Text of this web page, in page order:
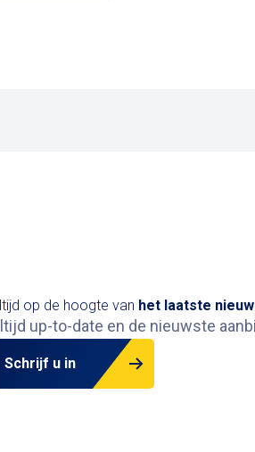
op de hoogte van het laatste
up-to-date en de nieuwste
Schrijf u in